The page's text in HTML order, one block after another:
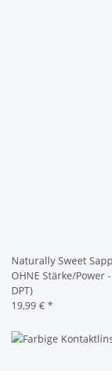
Naturally Sweet
OHNE Stärke/Power
DPT)
19,99 € *